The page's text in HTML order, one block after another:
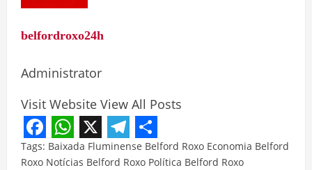
belfordroxo24h
Administrator
Visit Website View All Posts
Facebook
WhatsApp
X Telegram
Share
Tags: Baixada Fluminense Belford Roxo Economia Belford
Roxo Notícias Belford Roxo Política Belford Roxo